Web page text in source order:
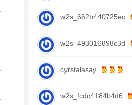
w2s_662b440725ec
w2s_493016898c3d
cyrstalasay
w2s_fcdc4184b4d6